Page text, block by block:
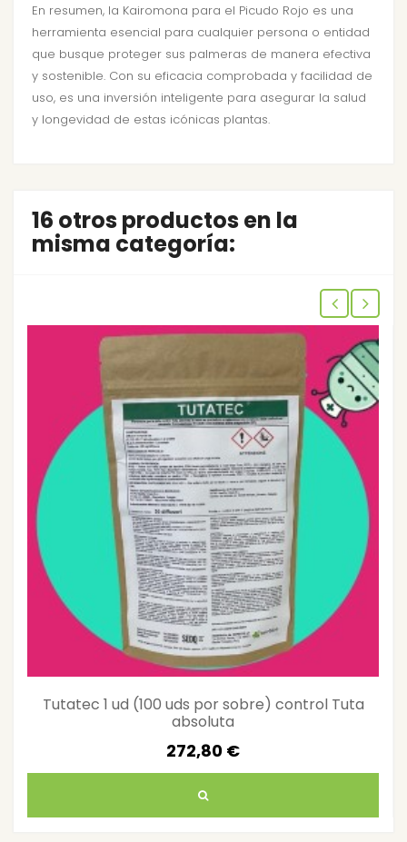
En resumen, la Kairomona para el Picudo Rojo es una
herramienta esencial para cualquier persona o entidad
que busque proteger sus palmeras de manera efectiva
y sostenible. Con su eficacia comprobada y facilidad de
uso, es una inversión inteligente para asegurar la salud
y longevidad de estas icónicas plantas.
16 otros productos en la
misma categoría:
Tutatec 1 ud (100 uds por sobre) control Tuta
absoluta
272,80 €